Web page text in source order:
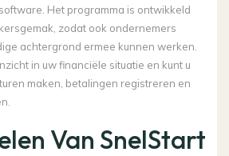
Het programma is ontwikkeld
zodat ook ondernemers
achtergrond ermee kunnen werken.
in uw financiële situatie en kunt u
maken, betalingen registreren en
Van SnelStart